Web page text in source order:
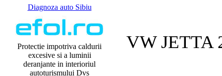
Diagnoza auto Sibiu
Protectie impotriva caldurii
excesive si a luminii
deranjante in interioriul
autoturismului Dvs
VW JETTA